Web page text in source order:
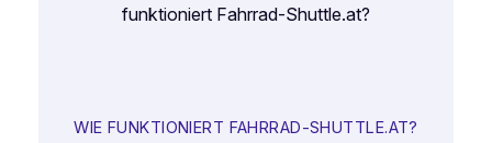
funktioniert Fahrrad-Shuttle.at?
WIE FUNKTIONIERT FAHRRAD-SHUTTLE.AT?